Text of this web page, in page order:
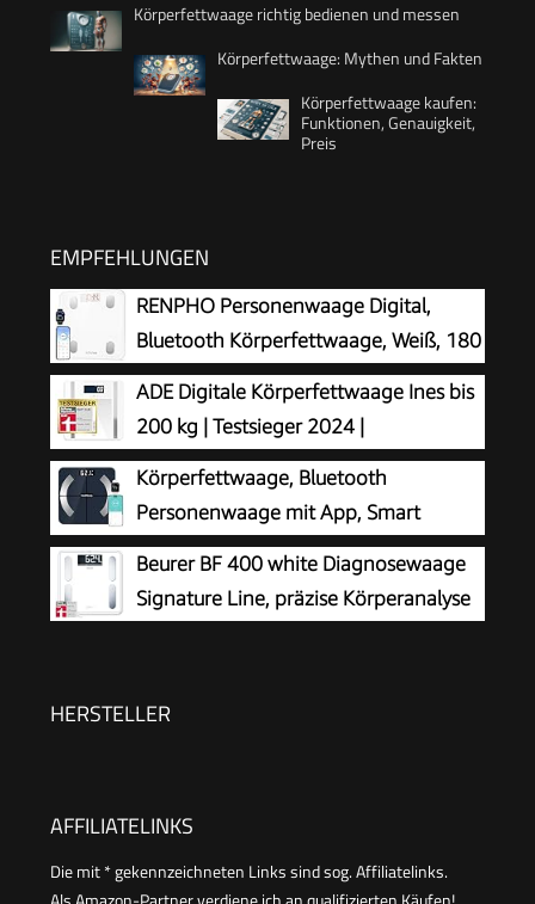
Körperfettwaage richtig bedienen und messen
Körperfettwaage: Mythen und Fakten
Körperfettwaage kaufen:
Funktionen, Genauigkeit,
Preis
EMPFEHLUNGEN
RENPHO Personenwaage Digital,
Bluetooth Körperfettwaage, Weiß, 180
kg
ADE Digitale Körperfettwaage Ines bis
200 kg | Testsieger 2024 |
Personenwaage mit Körperfettanalyse,
BMI, Muskelmasse, Körperwasser, Gewicht, BMR |
Körperwaage mit Benutzererkennung | weiß
Körperfettwaage, Bluetooth
Personenwaage mit App, Smart
Digitale Waage für Körperfett, BMI,
Gewicht, Muskelmasse, Wasser, Protein,
Skelettmuskel, Knochengewicht, BMR, Schwarz
Beurer BF 400 white Diagnosewaage
Signature Line, präzise Körperanalyse
HERSTELLER
AFFILIATELINKS
Die mit * gekennzeichneten Links sind sog. Affiliatelinks.